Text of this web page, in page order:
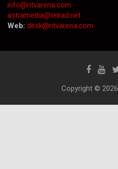
info@ntvarena.com
astramedia@telrad.net
Web: desk@ntvarena.com
Copyright © 2026